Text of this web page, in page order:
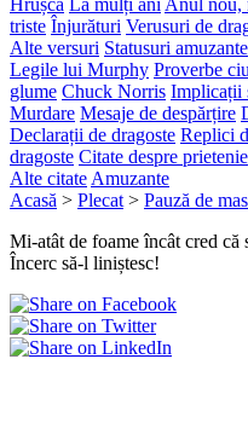
triste Înjurături Verusuri de
Alte versuri Statusuri amuzante
Legile lui Murphy Proverbe
glume Chuck Norris Implicații
Murdare Mesaje de despărțire
Declarații de dragoste Replici
dragoste Citate despre prietenie
Alte citate Amuzante
Acasă > Plecat > Pauză de
Mi-atât de foame încât cred că
Încerc să-l liniștesc!